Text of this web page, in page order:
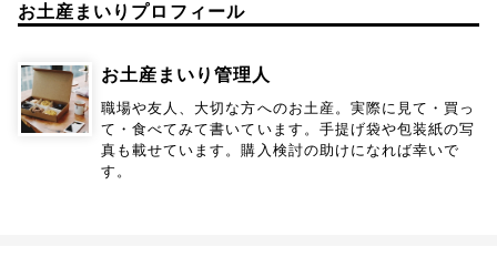
お土産まいりプロフィール
お土産まいり管理人
職場や友人、大切な方へのお土産。実際に見て・買っ
て・食べてみて書いています。手提げ袋や包装紙の写
真も載せています。購入検討の助けになれば幸いで
す。